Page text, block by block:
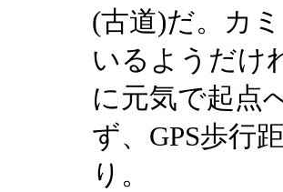
(古道)だ。カ
いるようだけ
に元気で起点
ず、GPS歩行
り。